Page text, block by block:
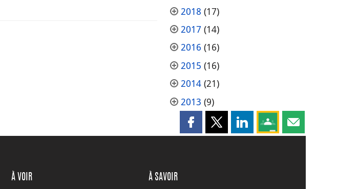
2018 (17)
2017 (14)
2016 (16)
2015 (16)
2014(21)
2013 (9)
Partager cette page sur Facebook
Partager cette page sur X
Partager cette page sur
Partagez cette page sur
Partager cette
À VOIR À SAVOIR